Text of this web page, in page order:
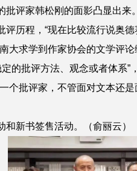
评家韩松刚的面影凸显出来。
评历程，“现在比较流行说奥
大求学到作家协会的文学评
的批评方法、观念或者体系
个批评家，不管面对文本还
新书签售活动。（俞丽云）